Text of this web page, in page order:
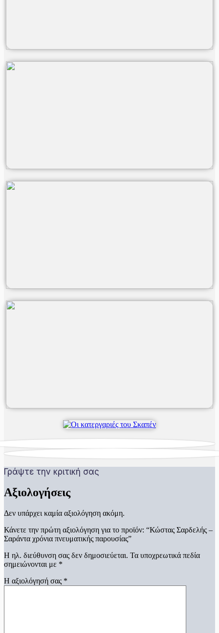
Γράψτε την κριτική σας
Αξιολογήσεις
Δεν υπάρχει καμία αξιολόγηση ακόμη.
Κάνετε την πρώτη αξιολόγηση για το προϊόν: “Κώστας Σαρδελής –
Σαράντα χρόνια πνευματικής παρουσίας”
Η ηλ. διεύθυνση σας δεν δημοσιεύεται. Τα υποχρεωτικά πεδία
σημειώνονται με *
Η αξιολόγησή σας *